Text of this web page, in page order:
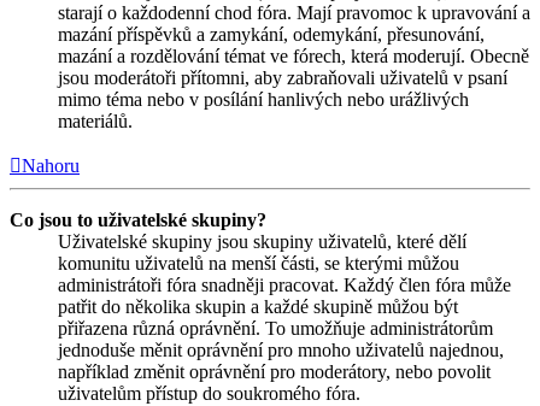
starají o každodenní chod fóra. Mají pravomoc k upravování a
mazání příspěvků a zamykání, odemykání, přesunování,
mazání a rozdělování témat ve fórech, která moderují. Obecně
jsou moderátoři přítomni, aby zabraňovali uživatelů v psaní
mimo téma nebo v posílání hanlivých nebo urážlivých
materiálů.
Nahoru
Co jsou to uživatelské skupiny?
Uživatelské skupiny jsou skupiny uživatelů, které dělí
komunitu uživatelů na menší části, se kterými můžou
administrátoři fóra snadněji pracovat. Každý člen fóra může
patřit do několika skupin a každé skupině můžou být
přiřazena různá oprávnění. To umožňuje administrátorům
jednoduše měnit oprávnění pro mnoho uživatelů najednou,
například změnit oprávnění pro moderátory, nebo povolit
uživatelům přístup do soukromého fóra.